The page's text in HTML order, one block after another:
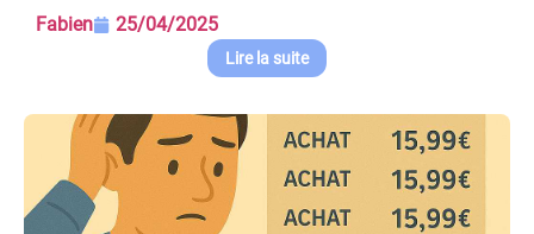
Fabien 25/04/2025
Lire la suite